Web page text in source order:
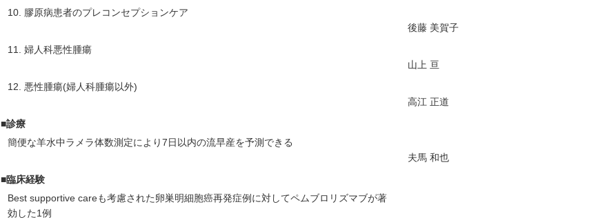
10. 膠原病患者のプレコンセプションケア
後藤 美賀子
11. 婦人科悪性腫瘍
山上 亘
12. 悪性腫瘍(婦人科腫瘍以外)
高江 正道
■診療
簡便な羊水中ラメラ体数測定により7日以内の流早産を予測できる
夫馬 和也
■臨床経験
Best supportive careも考慮された卵巣明細胞癌再発症例に対してペムブロリズマブが著
効した1例